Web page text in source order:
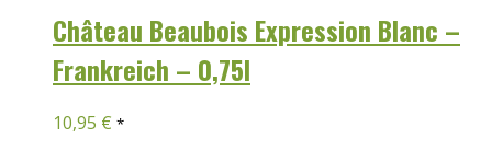
Château Beaubois Expression Blanc –
Frankreich – 0,75l
10,95 € *